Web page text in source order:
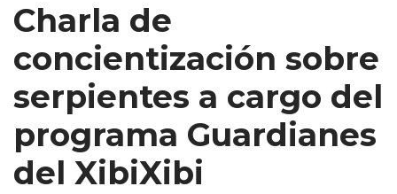
Charla de
concientización sobre
serpientes a cargo del
programa Guardianes
del XibiXibi